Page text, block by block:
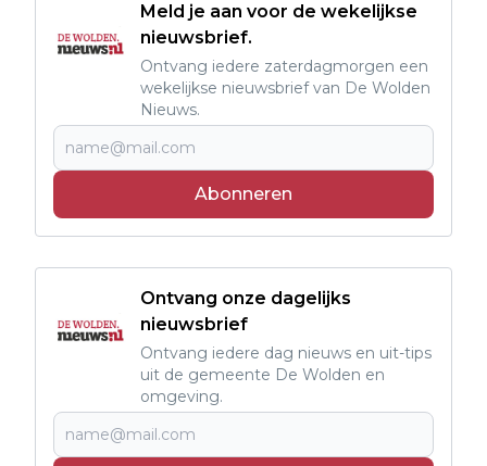
Meld je aan voor de wekelijkse
nieuwsbrief.
Ontvang iedere zaterdagmorgen een
wekelijkse nieuwsbrief van De Wolden
Nieuws.
Abonneren
Ontvang onze dagelijks
nieuwsbrief
Ontvang iedere dag nieuws en uit-tips
uit de gemeente De Wolden en
omgeving.